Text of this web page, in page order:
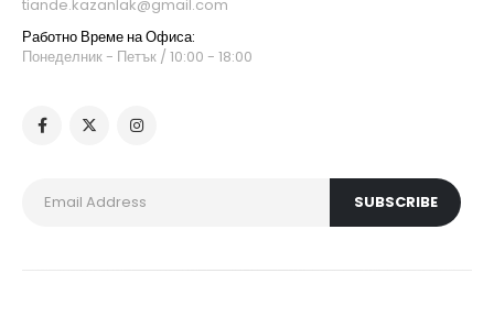
tiande.kazanlak@gmail.com
Работно Време на Офиса:
Понеделник - Петък / 10:00 - 18:00